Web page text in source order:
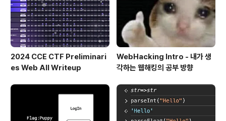
2024 CCE CTF Preliminari
es Web All Writeup
WebHacking Intro - 내가 생
각하는 웹해킹의 공부 방향